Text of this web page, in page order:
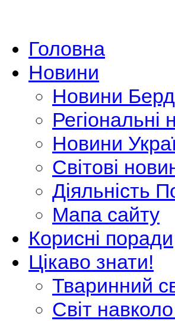
Головна
Новини
Новини
Регіональні
Новини
Світові
Діяльність
Мапа сайту
Корисні поради
Цікаво знати!
Тваринний
Світ